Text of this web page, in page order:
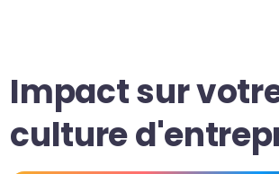
Impact sur
culture